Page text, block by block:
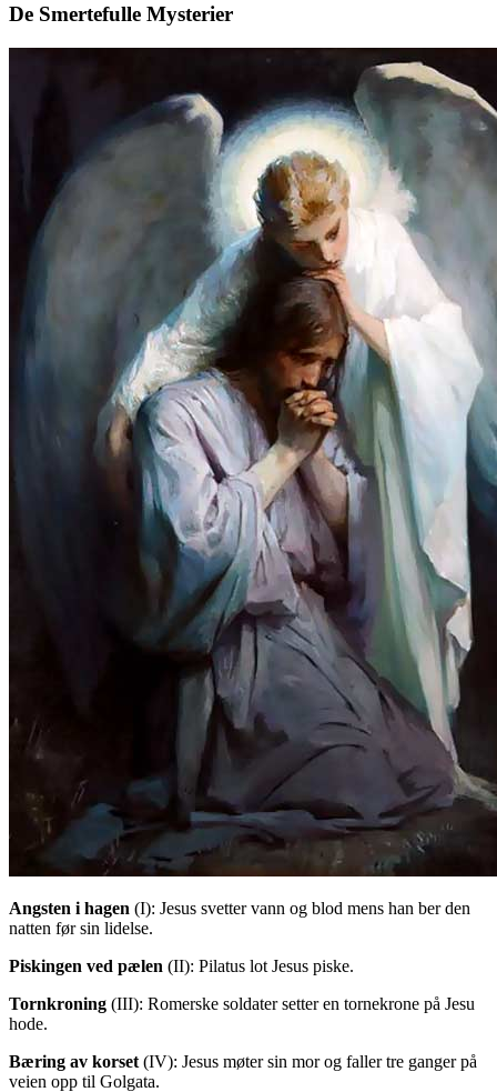
De Smertefulle Mysterier
Angsten i hagen (I): Jesus svetter vann og blod mens han ber den
natten før sin lidelse.
Piskingen ved pælen (II): Pilatus lot Jesus piske.
Tornkroning (III): Romerske soldater setter en tornekrone på Jesu
hode.
Bæring av korset (IV): Jesus møter sin mor og faller tre ganger på
veien opp til Golgata.